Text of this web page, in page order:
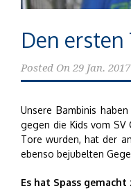
Den
Posted On 29 Jan. 2017
Unsere Bambinis
gegen die Kids vom
Tore wurden, hat der
ebenso bejubelten
Es hat Spass